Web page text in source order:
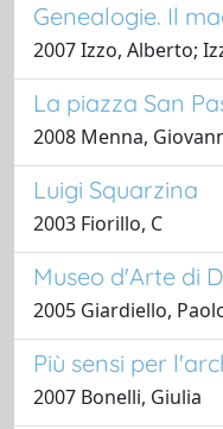
Genealogie. Il
2007 Izzo, Alberto;
La piazza San
2008 Menna,
Luigi Squarzina
2003 Fiorillo, C
Museo d'Arte di
2005 Giardiello,
Più sensi per
2007 Bonelli, Giulia